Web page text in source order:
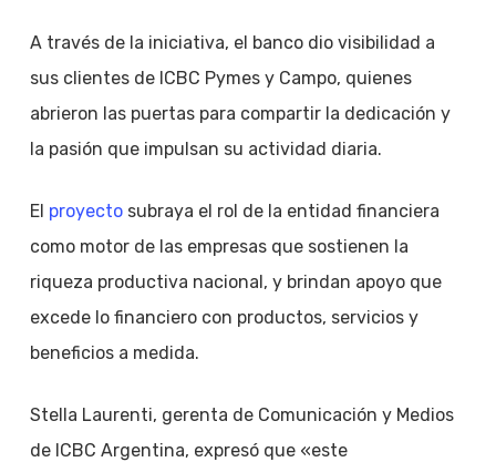
A través de la iniciativa, el banco dio visibilidad a
sus clientes de ICBC Pymes y Campo, quienes
abrieron las puertas para compartir la dedicación y
la pasión que impulsan su actividad diaria.
El proyectosubraya el rol de la entidad financiera
como motor de las empresas que sostienen la
riqueza productiva nacional, y brindan apoyo que
excede lo financiero con productos, servicios y
beneficios a medida.
Stella Laurenti, gerenta de Comunicación y Medios
de ICBC Argentina, expresó que «este